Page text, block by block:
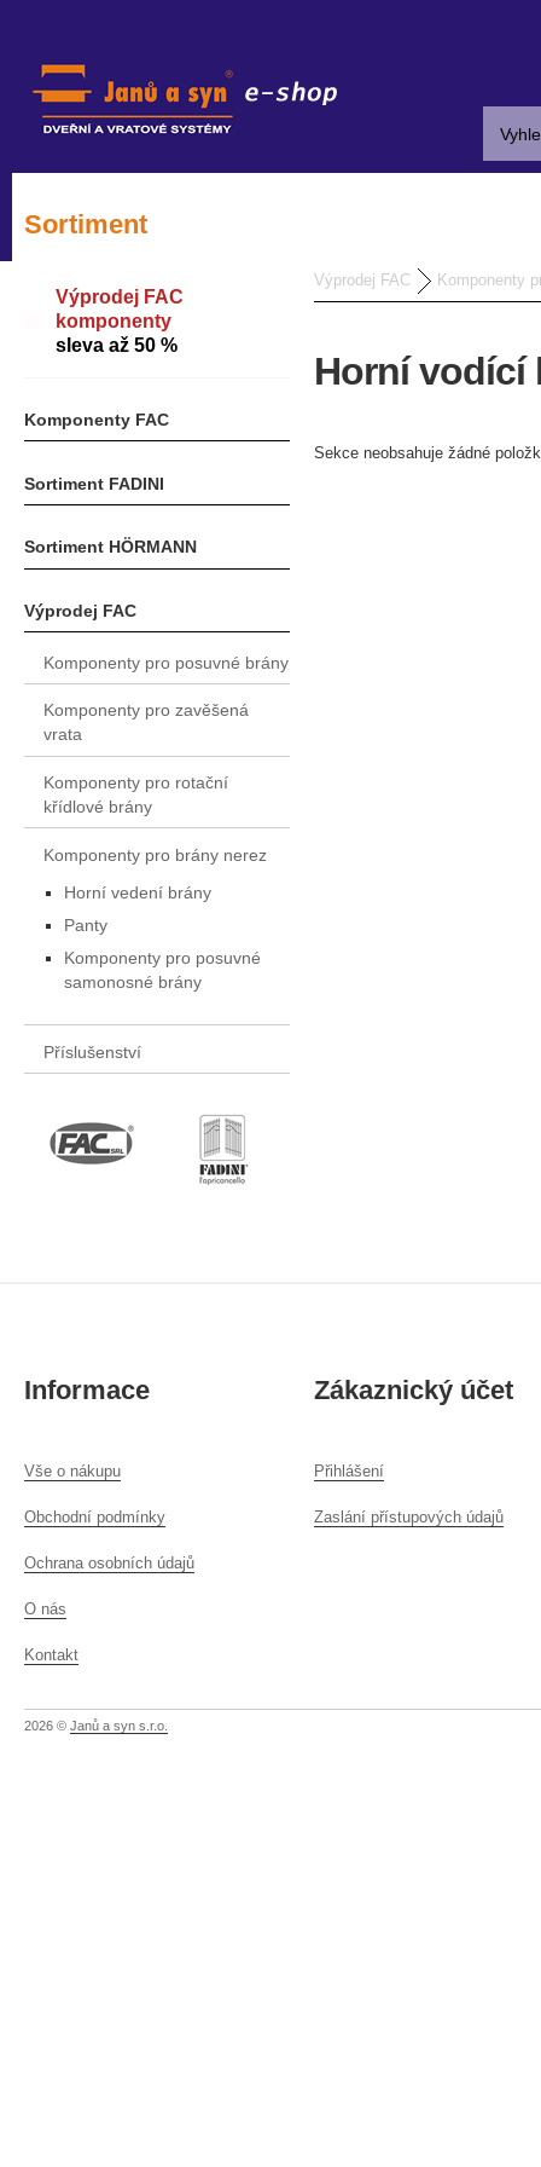
Sortiment
Výprodej FAC
komponenty
sleva až 50 %
Komponenty FAC
Sortiment FADINI
Sortiment HÖRMANN
Výprodej FAC
Komponenty pro posuvné brány
Komponenty pro zavěšená
vrata
Komponenty pro rotační
křídlové brány
Komponenty pro brány nerez
Horní vedení brány
Panty
Komponenty pro posuvné
samonosné brány
Příslušenství
Výprodej FAC Komponenty
Horní vodící
Sekce neobsahuje žádné
Informace
Vše o nákupu
Obchodní podmínky
Ochrana osobních údajů
O nás
Kontakt
Zákaznický účet
Přihlášení
Zaslání přístupových údajů
2026 © Janů a syn s.r.o.